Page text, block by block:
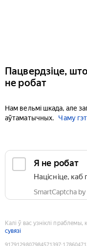
Пацвердзіце,
не робат
Нам вельмі шкада, але
аўтаматычных.
Чаму
Я не робат
Націсніце, каб
SmartCaptcha by
Калі ў вас узніклі праблемы,
сувязі
9179129807984571397: